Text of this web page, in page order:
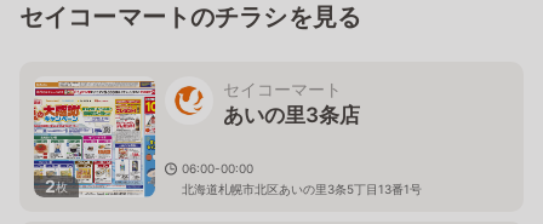
セイコーマートのチラシを見る
2枚
セイコーマート
あいの里3条店
06:00-00:00
北海道札幌市北区あいの里3条5丁目13番1号